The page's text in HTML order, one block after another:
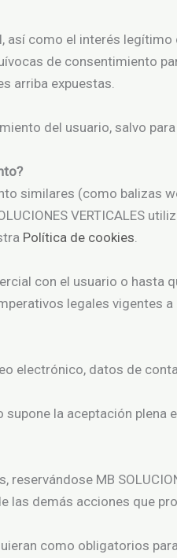
como el interés legítimo
de consentimiento
arriba expuestas.
del usuario, salvo
similares (como balizas
VERTICALES
Política de cookies
con el usuario o hasta
legales vigentes a
electrónico, datos de
la aceptación plena
MB
demás acciones que
como obligatorios